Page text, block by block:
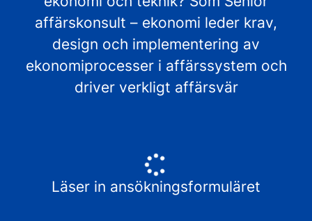
affärskonsult – ekonomi leder krav,
design och implementering av
ekonomiprocesser i affärssystem och
driver verkligt affärsvär
Läser in ansökningsformuläret